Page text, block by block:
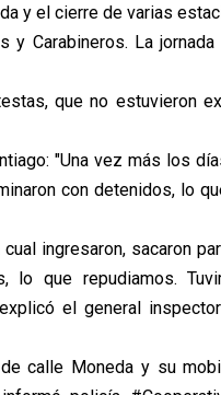
y el cierre de varias
y Carabineros. La
que no estuvieron
"Una vez más los
con detenidos, lo
ingresaron, sacaron
lo que repudiamos.
el general
calle Moneda y su